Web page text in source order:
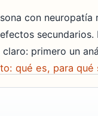
con
primero un
qué es, para